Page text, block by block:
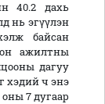
40.2 дахь
нь эгүүлэн
байсан
ажилтны
дагуу
хэдий ч энэ
7 дугаар